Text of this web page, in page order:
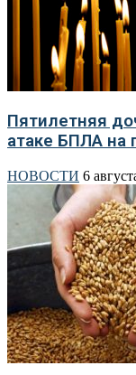
Пятилетняя
атаке БПЛА на
НОВОСТИ 6